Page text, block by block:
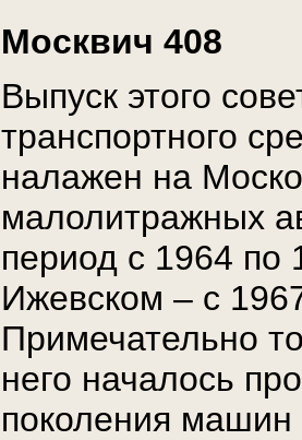
Москвич 408
Выпуск этого
транспортного
налажен на
малолитражных
период с 1964 по
Ижевском – с
Примечательно
него началось
поколения